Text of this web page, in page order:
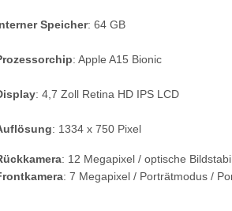
Speicher: 64 GB
: Apple A15 Bionic
: 4,7 Zoll Retina HD IPS LCD
: 1334 x 750 Pixel
: 12 Megapixel / optische
: 7 Megapixel / Porträtmodus /